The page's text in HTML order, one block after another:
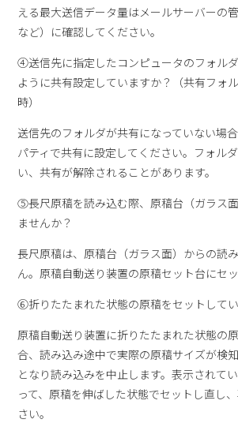
える最大送信データ量はメールサーバーの
など）に確認してください。
④送信先に指定したコンピュータのフォル
ように共有設定していますか？（共有フォ
時）
送信先のフォルダが共有になっていない場
パティで共有に設定してください。フォル
い、共有が解除されることがあります。
⑤長尺原稿を読み込む際、原稿台（ガラス
ませんか？
長尺原稿は、原稿台（ガラス面）からの読
ん。原稿自動送り装置の原稿セット台にセ
⑥折りたたまれた状態の原稿をセットして
原稿自動送り装置に折りたたまれた状態の
合、読み込み途中で実際の原稿サイズが検
となり読み込みを中止します。表示されて
って、原稿を伸ばした状態でセットし直し
さい。